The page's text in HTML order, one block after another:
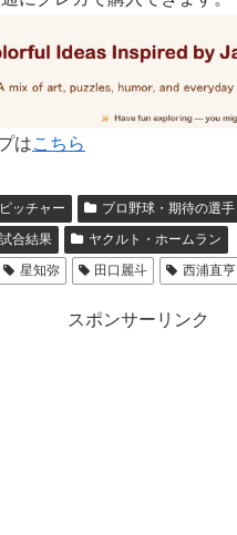
はこちら
ッチャー
プロ野球・期待の選手
合結果
ヤクルト・ホームラン
星知弥 田口麗斗 西浦直亨
スポンサーリンク